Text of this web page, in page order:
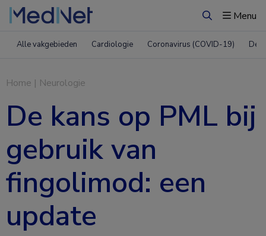
ZoekenMenu
Alle vakgebieden Cardiologie Coronavirus (COVID-19)
Home | Neurologie
De kans op PML bij
gebruik van
fingolimod: een
update